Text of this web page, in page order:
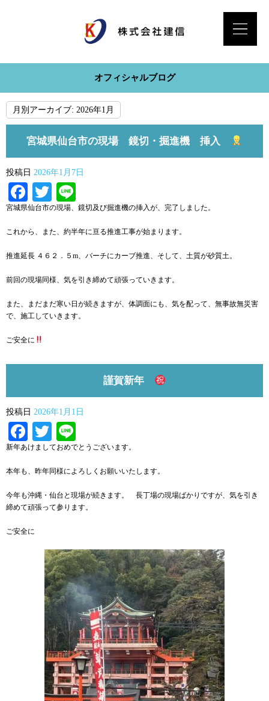
オフィシャルブログ
月別アーカイブ: 2026年1月
宮城県仙台市の現場 鏡切・掘進機 挿入
投稿日 2026年1月7日
Facebook
Twitter
宮城県仙台市の現場、鏡切及び掘進機の挿入が、完了しました。
これから、また、約半年に亘る推進工事が始まります。
推進延長 ４６２．５m、バーチにカーブ推進、そして、土質が砂質土。
前回の現場同様、気を引き締めて頑張っていきます。
また、まだまだ寒い日が続きますが、体調面にも、気を配って、無事故無災害
で、施工していきます。
ご安全に
謹賀新年
投稿日 2026年1月1日
Facebook
Twitter
新年あけましておめでとうございます。
本年も、昨年同様によろしくお願いいたします。
今年も沖縄・仙台と現場が続きます。 長丁場の現場ばかりですが、気を引き
締めて頑張って参ります。
ご安全に